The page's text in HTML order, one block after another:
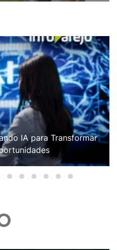
IA para Transformar